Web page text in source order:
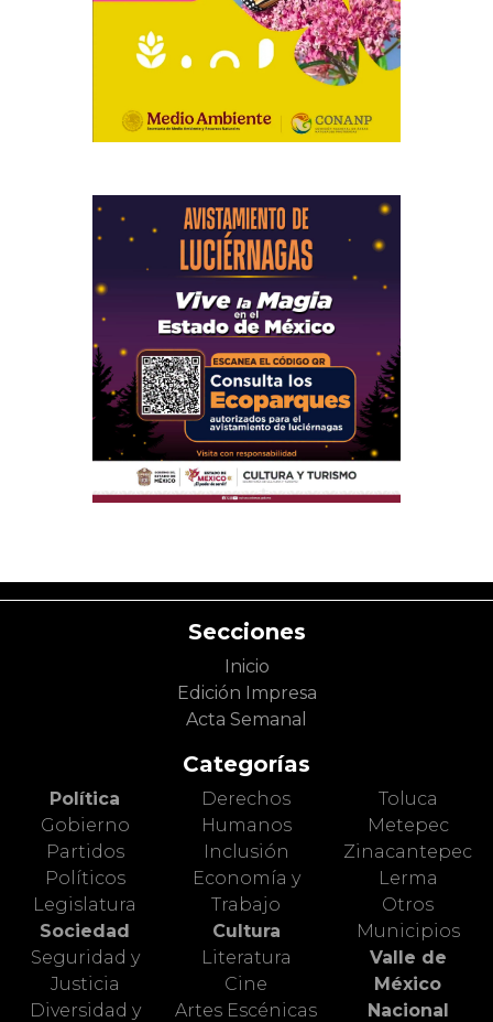
Secciones
Inicio
Edición Impresa
Acta Semanal
Categorías
Política
Gobierno
Partidos
Políticos
Legislatura
Sociedad
Seguridad y
Justicia
Diversidad y
Derechos
Humanos
Inclusión
Economía y
Trabajo
Cultura
Literatura
Cine
Artes Escénicas
Toluca
Metepec
Zinacantepec
Lerma
Otros
Municipios
Valle de
México
Nacional